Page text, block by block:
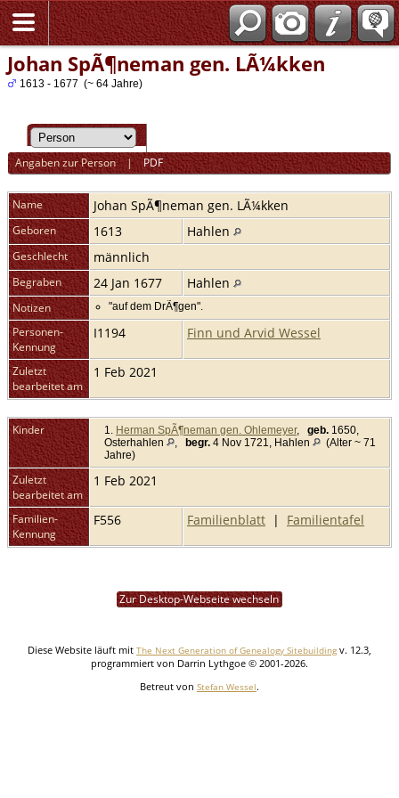
Johan SpÃ¶neman gen. LÃ¼kken
1613 - 1677 (~ 64 Jahre)
Angaben zur Person|PDF
Name Johan SpÃ¶neman gen. LÃ¼kken
Geboren 1613 Hahlen
Geschlecht männlich
Begraben 24 Jan 1677 Hahlen
Notizen "auf dem DrÃ¶gen".
Personen-
Kennung
I1194 Finn und Arvid Wessel
Zuletzt
bearbeitet am
1 Feb 2021
Kinder 1. Herman SpÃ¶neman gen. Ohlemeyer, geb. 1650,
Osterhahlen
, begr. 4 Nov 1721, Hahlen
(Alter ~ 71
Jahre)
Zuletzt
bearbeitet am
1 Feb 2021
Familien-
Kennung
F556 Familienblatt | Familientafel
Zur Desktop-Webseite wechseln
Diese Website läuft mit The Next Generation of Genealogy Sitebuilding v. 12.3,
programmiert von Darrin Lythgoe © 2001-2026.
Betreut von Stefan Wessel.